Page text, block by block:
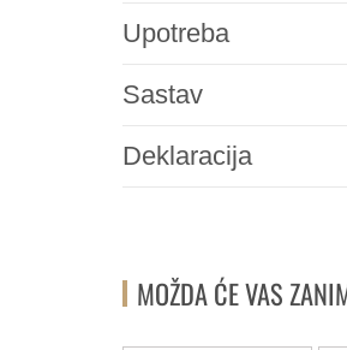
Upotreba
Sastav
Deklaracija
MOŽDA ĆE VAS